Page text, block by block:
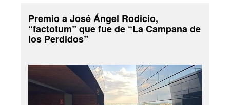
Premio a José Ángel Rodicio,
“factotum” que fue de “La Campana de
los Perdidos”